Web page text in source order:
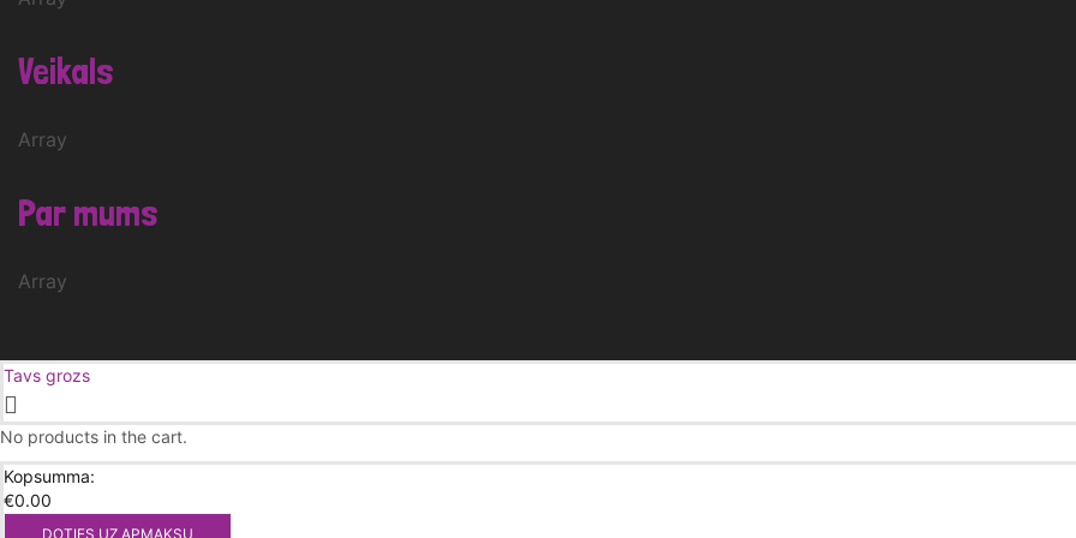
Veikals
Array
Par mums
Array
Tavs grozs
No products in the cart.
Kopsumma:
€0.00
DOTIES UZ APMAKSU